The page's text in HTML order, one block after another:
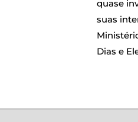
quase
suas
Dias e